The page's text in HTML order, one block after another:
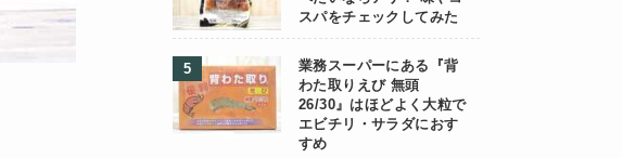
スパをチェックしてみた
業務スーパーにある『背
わた取りえび 無頭
26/30』はほどよく大粒で
エビチリ・サラダにおす
すめ